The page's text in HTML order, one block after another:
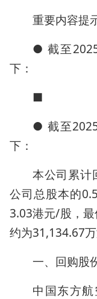
重要内容提
● 截至
下：
■
● 截至
下：
本公司累计
公司总股本的
3.03港元/股，
约为31,134.67万
一、回购股
中国东方